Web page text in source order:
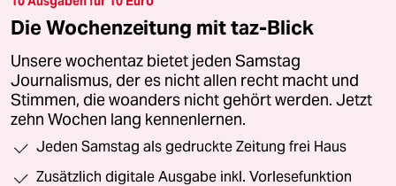
Die Wochenzeitung mit taz-Blick
Unsere wochentaz bietet jeden Samstag
Journalismus, der es nicht allen recht macht und
Stimmen, die woanders nicht gehört werden. Jetzt
zehn Wochen lang kennenlernen.
Jeden Samstag als gedruckte Zeitung frei Haus
Zusätzlich digitale Ausgabe inkl. Vorlesefunktion